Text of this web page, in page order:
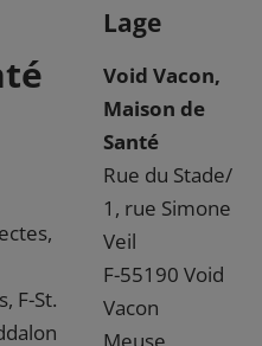
F-St.
Lage
Void Vacon,
Maison de
Santé
Rue du Stade/
1, rue Simone
Veil
F-55190 Void
Vacon
Meuse